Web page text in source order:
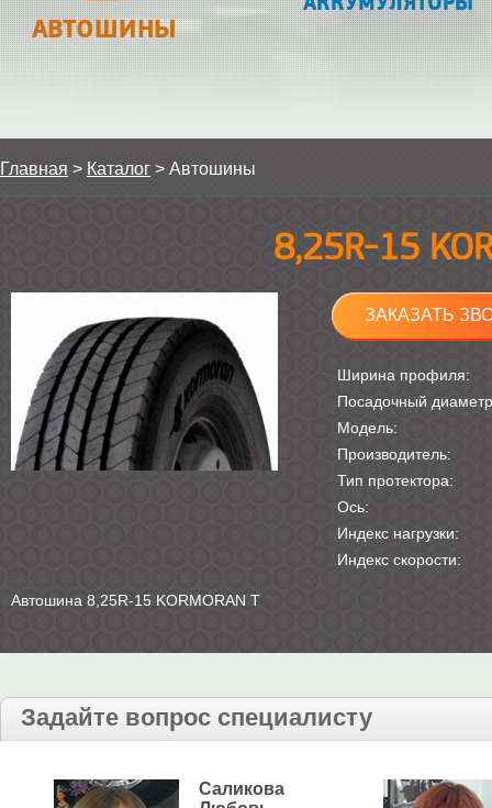
АВТОШИНЫ
Главная > Каталог > Автошины
8,25R-15
ЗАКАЗАТЬ
Ширина профиля:
Посадочный
Модель:
Производитель:
Тип протектора:
Ось:
Индекс нагрузки:
Индекс скорости:
Автошина 8,25R-15 KORMORAN T
Задайте вопрос специалисту
Саликова